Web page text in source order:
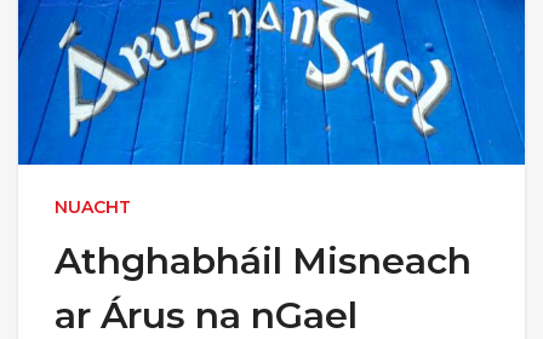
NUACHT
Athghabháil Misneach
ar Árus na nGael